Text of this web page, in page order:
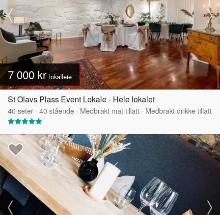
7 000 krlokalleie
St Olavs Plass Event Lokale - Hele lokalet
40seter · 40stående · Medbrakt mat tillatt · Medbrakt drikke tillatt